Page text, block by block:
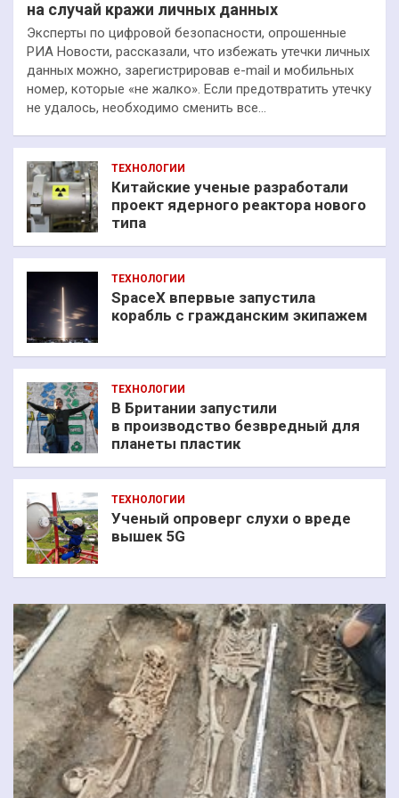
на случай кражи личных данных
Эксперты по цифровой безопасности, опрошенные
РИА Новости, рассказали, что избежать утечки личных
данных можно, зарегистрировав e-mail и мобильных
номер, которые «не жалко». Если предотвратить утечку
не удалось, необходимо сменить все…
ТЕХНОЛОГИИ
Китайские ученые разработали
проект ядерного реактора нового
типа
ТЕХНОЛОГИИ
SpaceX впервые запустила
корабль с гражданским экипажем
ТЕХНОЛОГИИ
В Британии запустили
в производство безвредный для
планеты пластик
ТЕХНОЛОГИИ
Ученый опроверг слухи о вреде
вышек 5G